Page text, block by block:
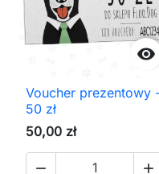

Voucher prezentowy
50 zł
50,00 zł
 